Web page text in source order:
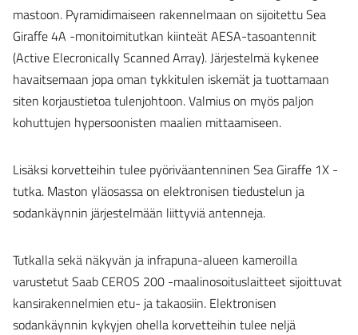
mastoon. Pyramidimaiseen rakennelmaan on sijoitettu Sea
Giraffe 4A -monitoimitutkan kiinteät AESA-tasoantennit
(Active Elecronically Scanned Array). Järjestelmä kykenee
havaitsemaan jopa oman tykkitulen iskemät ja tuottamaan
siten korjaustietoa tulenjohtoon. Valmius on myös paljon
kohuttujen hypersoonisten maalien mittaamiseen.
Lisäksi korvetteihin tulee pyöriväantenninen Sea Giraffe 1X -
tutka. Maston yläosassa on elektronisen tiedustelun ja
sodankäynnin järjestelmään liittyviä antenneja.
Tutkalla sekä näkyvän ja infrapuna-alueen kameroilla
varustetut Saab CEROS 200 -maalinosoituslaitteet sijoittuvat
kansirakennelmien etu- ja takaosiin. Elektronisen
sodankäynnin kykyjen ohella korvetteihin tulee neljä